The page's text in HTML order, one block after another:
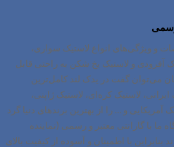
و ویژگی‌های انواع‌ لاستیک سواری،
آفرودی و لاستیک یخ شکن به راحتی قابل
می‌توان گفت در یدک لند کامل‌ترین
لاستیک کره‌ای، لاستیک ژاپنی،
آمریکایی و … را از بهترین برندهای دنیا گرد
ما با گارانتی معتبر و رسمی (نماینده
با اطمینان و آسوده از کیفیت بالای